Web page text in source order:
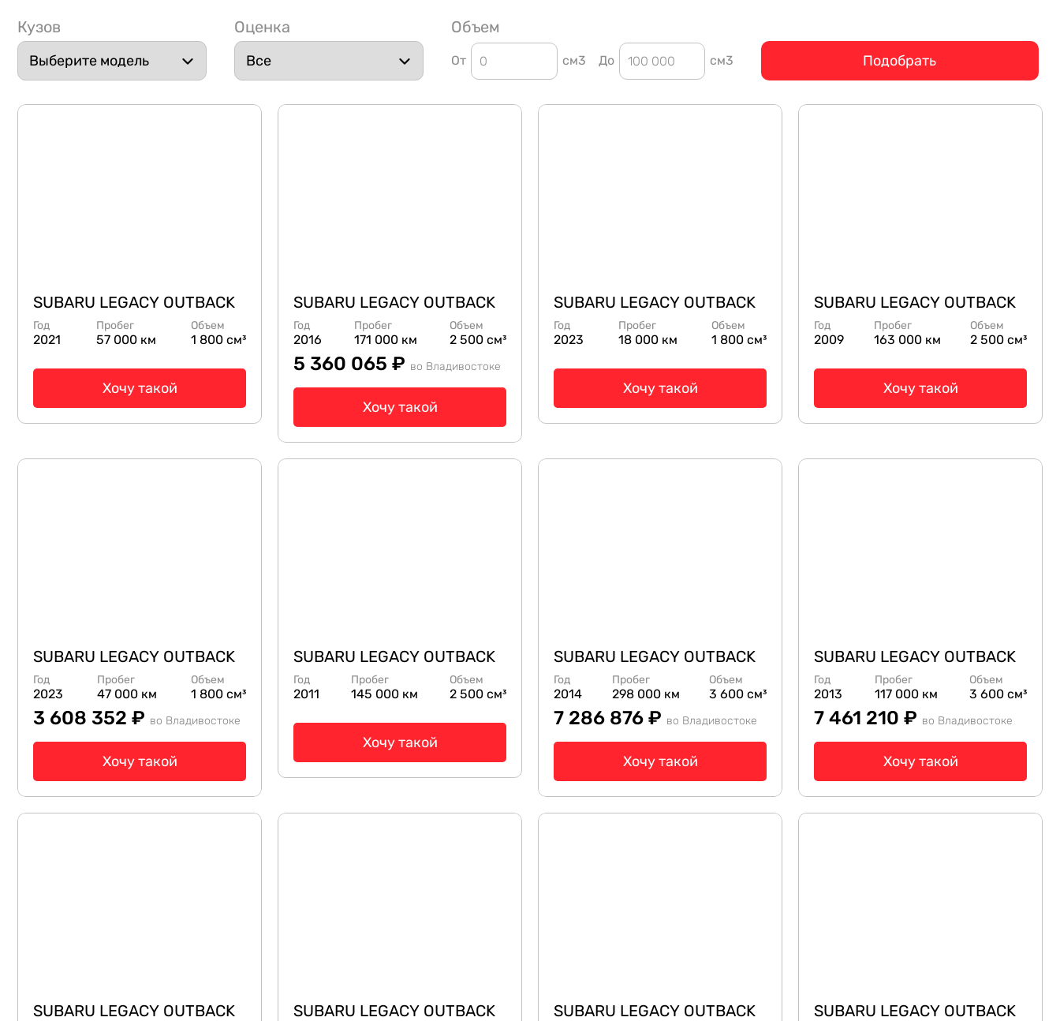
Кузов Оценка Объем
От см3 До см3 Подобрать
SUBARU LEGACY OUTBACK
Год
2021
Пробег
57 000 км
Объем
1 800 см³
Хочу такой
SUBARU LEGACY OUTBACK
Год
2016
Пробег
171 000 км
Объем
2 500 см³
5 360 065 ₽ во Владивостоке
Хочу такой
SUBARU LEGACY OUTBACK
Год
2023
Пробег
18 000 км
Объем
1 800 см³
Хочу такой
SUBARU LEGACY OUTBACK
Год
2009
Пробег
163 000 км
Объем
2 500 см³
Хочу такой
SUBARU LEGACY OUTBACK
Год
2023
Пробег
47 000 км
Объем
1 800 см³
3 608 352 ₽ во Владивостоке
Хочу такой
SUBARU LEGACY OUTBACK
Год
2011
Пробег
145 000 км
Объем
2 500 см³
Хочу такой
SUBARU LEGACY OUTBACK
Год
2014
Пробег
298 000 км
Объем
3 600 см³
7 286 876 ₽ во Владивостоке
Хочу такой
SUBARU LEGACY OUTBACK
Год
2013
Пробег
117 000 км
Объем
3 600 см³
7 461 210 ₽ во Владивостоке
Хочу такой
SUBARU LEGACY OUTBACK SUBARU LEGACY OUTBACK SUBARU LEGACY OUTBACK SUBARU LEGACY OUTBACK